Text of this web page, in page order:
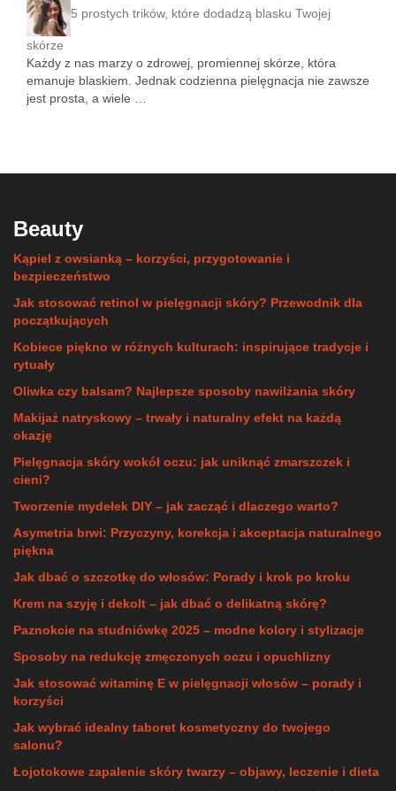
5 prostych trików, które dodadzą blasku Twojej
skórze
Każdy z nas marzy o zdrowej, promiennej skórze, która
emanuje blaskiem. Jednak codzienna pielęgnacja nie zawsze
jest prosta, a wiele …
Beauty
Kąpiel z owsianką – korzyści, przygotowanie i
bezpieczeństwo
Jak stosować retinol w pielęgnacji skóry? Przewodnik dla
początkujących
Kobiece piękno w różnych kulturach: inspirujące tradycje i
rytuały
Oliwka czy balsam? Najlepsze sposoby nawilżania skóry
Makijaż natryskowy – trwały i naturalny efekt na każdą
okazję
Pielęgnacja skóry wokół oczu: jak uniknąć zmarszczek i
cieni?
Tworzenie mydełek DIY – jak zacząć i dlaczego warto?
Asymetria brwi: Przyczyny, korekcja i akceptacja naturalnego
piękna
Jak dbać o szczotkę do włosów: Porady i krok po kroku
Krem na szyję i dekolt – jak dbać o delikatną skórę?
Paznokcie na studniówkę 2025 – modne kolory i stylizacje
Sposoby na redukcję zmęczonych oczu i opuchlizny
Jak stosować witaminę E w pielęgnacji włosów – porady i
korzyści
Jak wybrać idealny taboret kosmetyczny do twojego
salonu?
Łojotokowe zapalenie skóry twarzy – objawy, leczenie i dieta